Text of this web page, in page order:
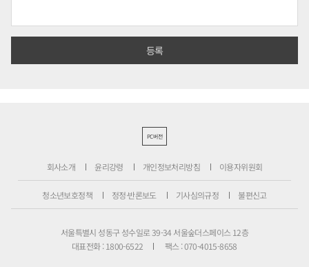
PC버전
회사소개 윤리강령 개인정보처리방침 이용자위원회
청소년보호정책 정정·반론보도 기사심의규정 불편신고
서울특별시 성동구 성수일로 39-34 서울숲더스페이스 12층
대표전화 : 1800-6522
팩스 : 070-4015-8658